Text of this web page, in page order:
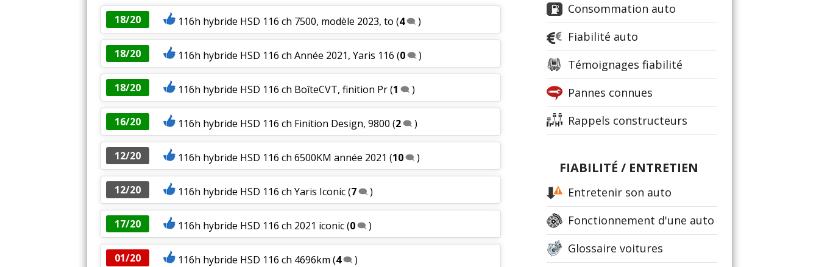
18/20
116h hybride HSD 116 ch 7500, modèle 2023, to (4 )
18/20 116h hybride HSD 116 ch Année 2021, Yaris 116 (0 )
18/20 116h hybride HSD 116 ch BoîteCVT, finition Pr(1 )
16/20 116h hybride HSD 116 ch Finition Design, 9800 (2 )
12/20 116h hybride HSD 116 ch 6500KM année 2021 (10 )
12/20 116h hybride HSD 116 ch Yaris Iconic(7 )
17/20 116h hybride HSD 116 ch 2021 iconic(0 )
01/20 116h hybride HSD 116 ch 4696km (4 )
Consommation auto
Fiabilité auto
Témoignages fiabilité
Pannes connues
Rappels constructeurs
FIABILITÉ / ENTRETIEN
Entretenir son auto
Fonctionnement d'une auto
Glossaire voitures